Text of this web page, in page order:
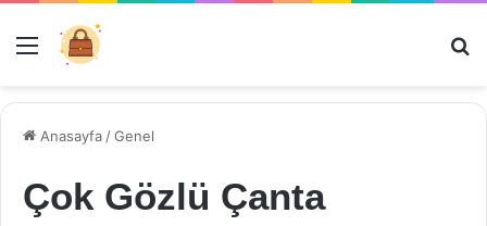
Menü
Anasayfa /Genel
Çok Gözlü Çanta